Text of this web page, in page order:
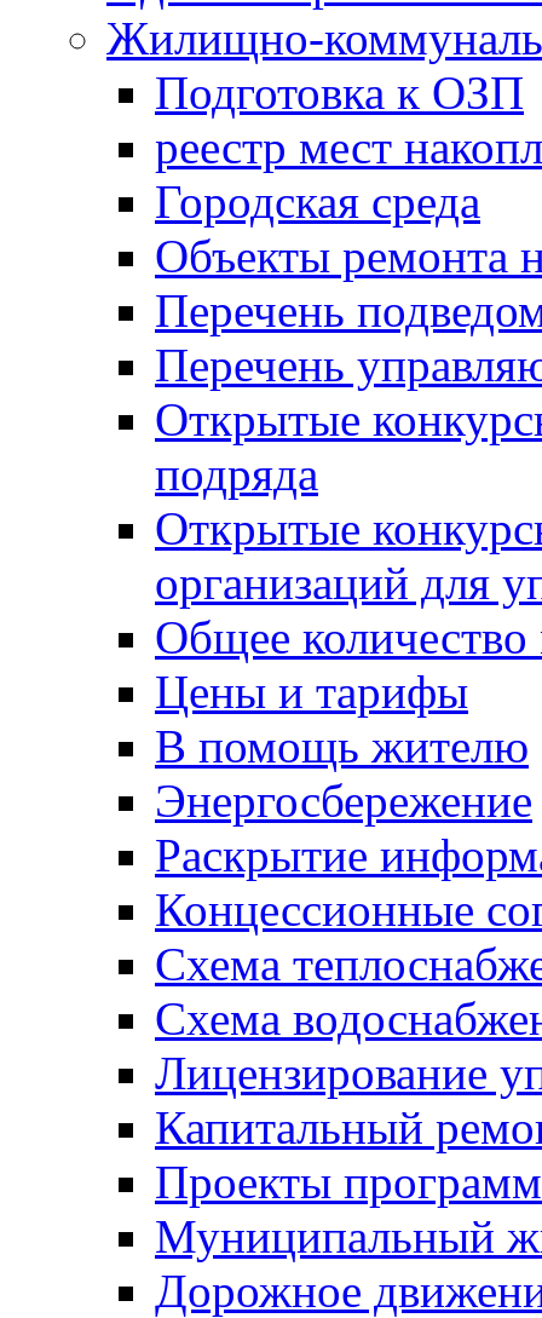
Жилищно-
Подготовка к ОЗП
реестр мест
Городская среда
Объекты ремонта
Перечень
Перечень
Открытые
подряда
Открытые
организаций для
Общее
Цены и тарифы
В помощь жителю
Энергосбережение
Раскрытие
Концессионные
Схема
Схема
Лицензирование
Капитальный
Проекты программ
Муниципальный
Дорожное